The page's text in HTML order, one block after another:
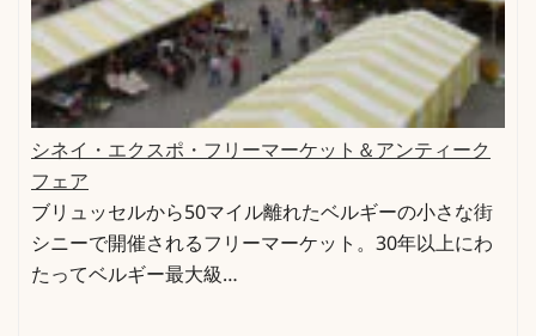
シネイ・エクスポ・フリーマーケット＆アンティーク
フェア
ブリュッセルから50マイル離れたベルギーの小さな街
シニーで開催されるフリーマーケット。30年以上にわ
たってベルギー最大級…